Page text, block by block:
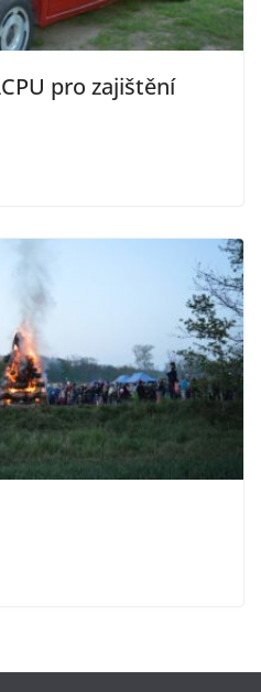
pro zajištění